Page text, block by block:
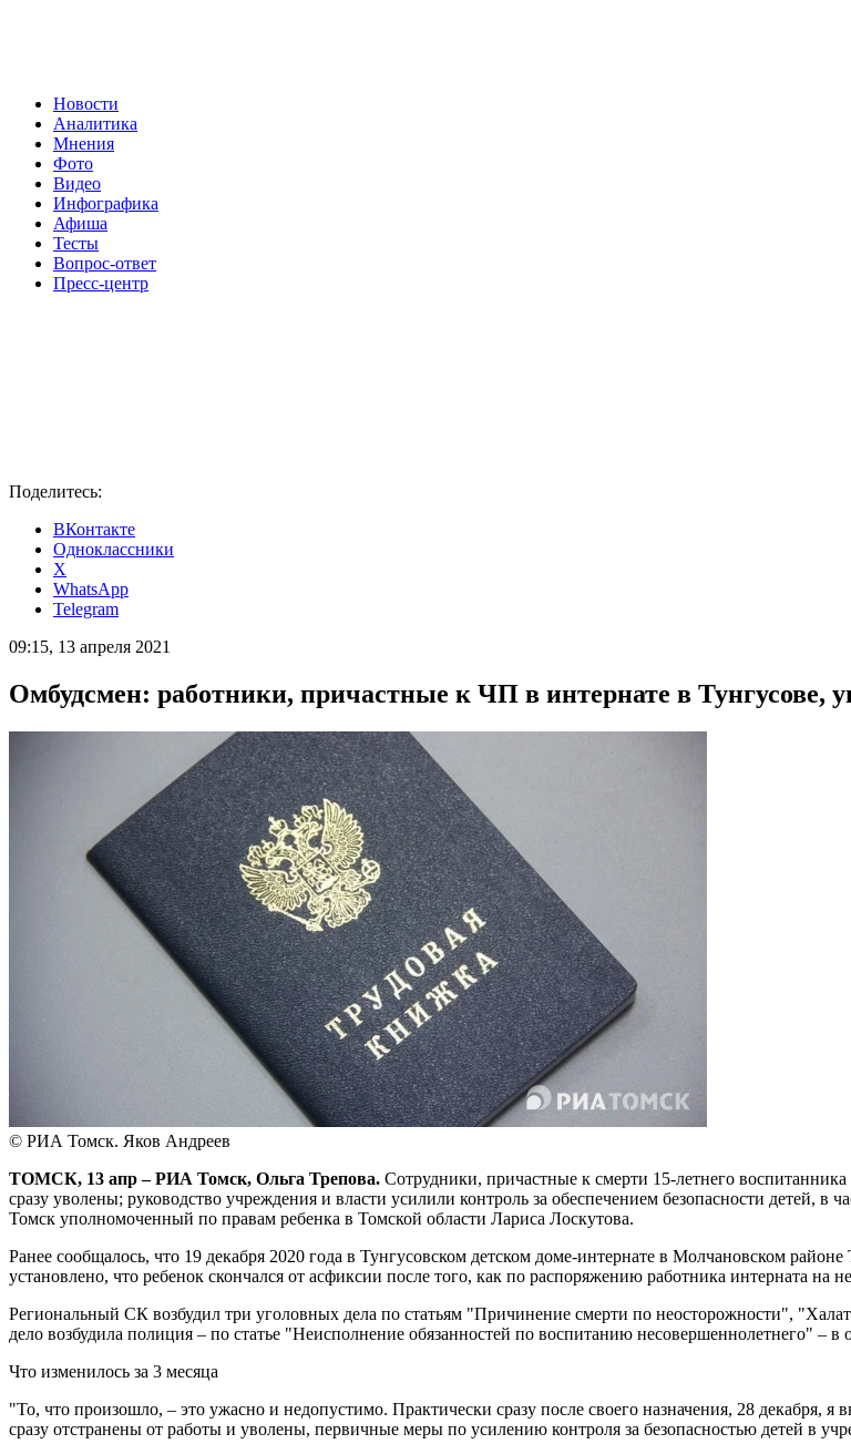
Новости
Аналитика
Мнения
Фото
Видео
Инфографика
Афиша
Тесты
Вопрос-ответ
Пресс-центр
Поделитесь:
ВКонтакте
Одноклассники
X
WhatsApp
Telegram
09:15, 13 апреля 2021
Омбудсмен: работники, причастные к ЧП в интернате в Тунгусове,
© РИА Томск. Яков Андреев
ТОМСК, 13 апр – РИА Томск, Ольга Трепова. Сотрудники, причастные к смерти 15-летнего
сразу уволены; руководство учреждения и власти усилили контроль за обеспечением безопасности детей,
Томск уполномоченный по правам ребенка в Томской области Лариса Лоскутова.
Ранее сообщалось, что 19 декабря 2020 года в Тунгусовском детском доме-интернате в Молчановском
установлено, что ребенок скончался от асфиксии после того, как по распоряжению работника интерната
Региональный СК возбудил три уголовных дела по статьям "Причинение смерти по неосторожности",
дело возбудила полиция – по статье "Неисполнение обязанностей по воспитанию несовершеннолетнего" –
Что изменилось за 3 месяца
"То, что произошло, – это ужасно и недопустимо. Практически сразу после своего назначения, 28 декабря,
сразу отстранены от работы и уволены, первичные меры по усилению контроля за безопасностью детей в